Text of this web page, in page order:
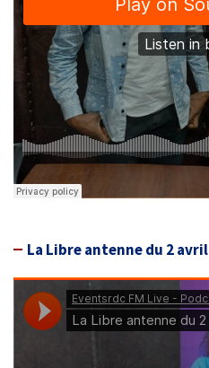
La Libre antenne du 2 avril